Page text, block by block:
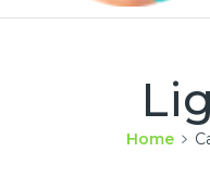
Home